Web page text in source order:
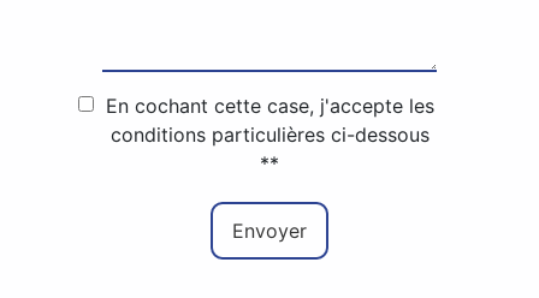
En cochant cette case, j'accepte les
conditions particulières ci-dessous
**
Envoyer